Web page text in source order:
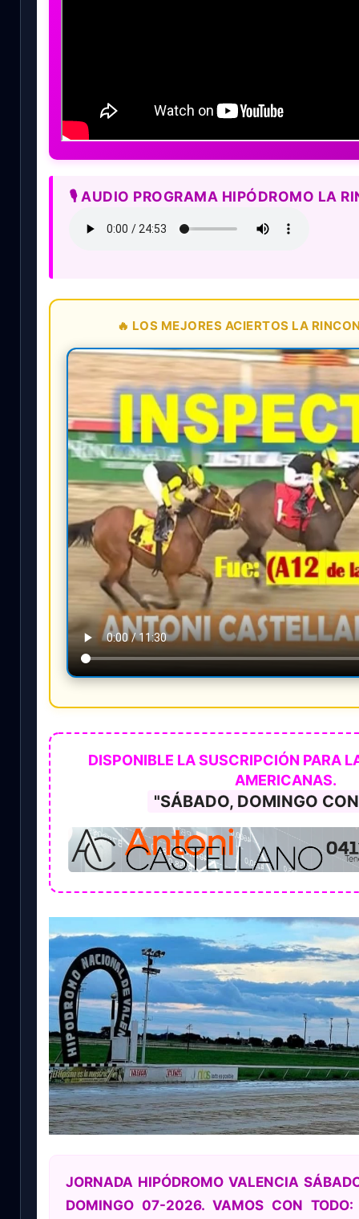
🎙️ AUDIO PROGRAMA HIPÓDROMO LA
🔥 LOS MEJORES ACIERTOS LA
DISPONIBLE LA SUSCRIPCIÓN PARA
AMERICANAS.
"SÁBADO, DOMINGO
JORNADA HIPÓDROMO VALENCIA
DOMINGO 07-2026. VAMOS CON